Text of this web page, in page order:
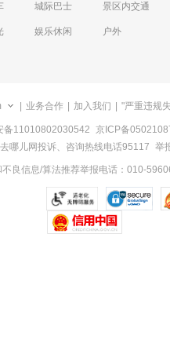
城际巴士 景区内交通
娱乐休闲 户外
业务合作 加入我们 "严重违规
备11010802030542 京ICP备
去哪儿网投诉、咨询热线电话95117 举
不良信息/算法推荐举报电话：010-